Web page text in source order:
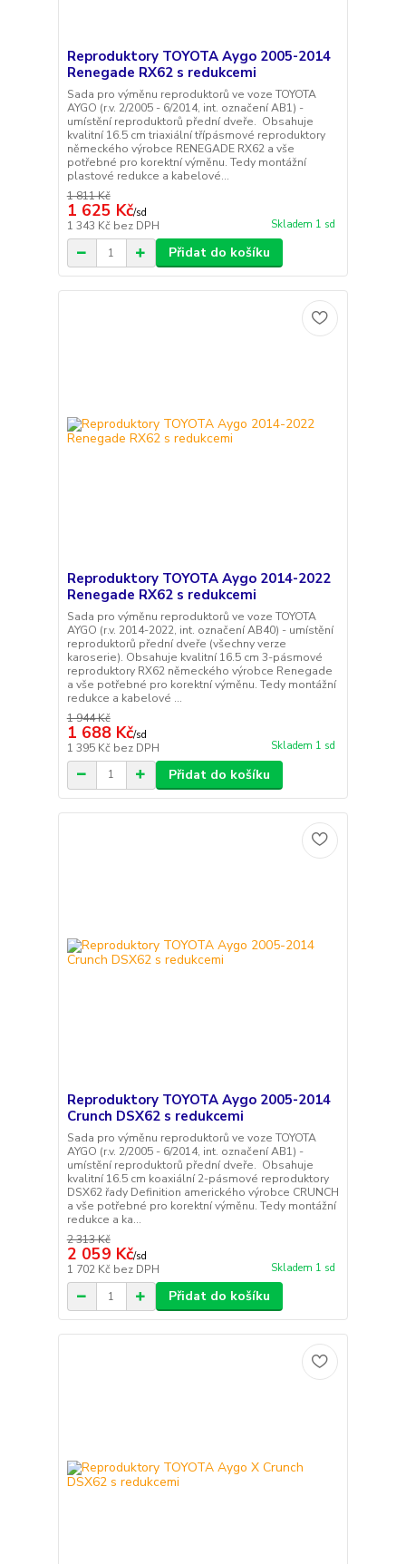
Reproduktory TOYOTA Aygo 2005-2014
Renegade RX62 s redukcemi
Sada pro výměnu reproduktorů ve voze TOYOTA
AYGO (r.v. 2/2005 - 6/2014, int. označení AB1) -
umístění reproduktorů přední dveře. Obsahuje
kvalitní 16.5 cm triaxiální třípásmové reproduktory
německého výrobce RENEGADE RX62 a vše
potřebné pro korektní výměnu. Tedy montážní
plastové redukce a kabelové...
1 811 Kč
1 625 Kč/sd
1 343 Kč bez DPH Skladem 1 sd
Přidat do košíku
Reproduktory TOYOTA Aygo 2014-2022
Renegade RX62 s redukcemi
Sada pro výměnu reproduktorů ve voze TOYOTA
AYGO (r.v. 2014-2022, int. označení AB40) - umístění
reproduktorů přední dveře (všechny verze
karoserie). Obsahuje kvalitní 16.5 cm 3-pásmové
reproduktory RX62 německého výrobce Renegade
a vše potřebné pro korektní výměnu. Tedy montážní
redukce a kabelové ...
1 944 Kč
1 688 Kč/sd
1 395 Kč bez DPH Skladem 1 sd
Přidat do košíku
Reproduktory TOYOTA Aygo 2005-2014
Crunch DSX62 s redukcemi
Sada pro výměnu reproduktorů ve voze TOYOTA
AYGO (r.v. 2/2005 - 6/2014, int. označení AB1) -
umístění reproduktorů přední dveře. Obsahuje
kvalitní 16.5 cm koaxiální 2-pásmové reproduktory
DSX62 řady Definition amerického výrobce CRUNCH
a vše potřebné pro korektní výměnu. Tedy montážní
redukce a ka...
2 313 Kč
2 059 Kč/sd
1 702 Kč bez DPH Skladem 1 sd
Přidat do košíku